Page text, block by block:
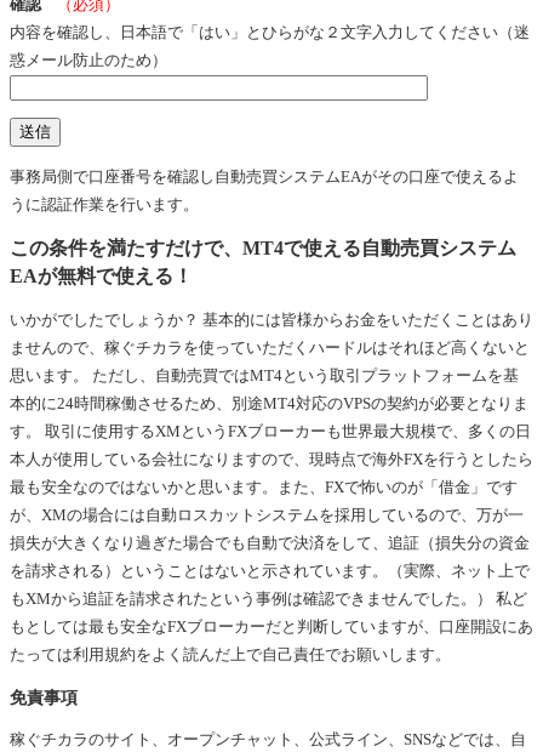
確認
（必須）
内容を確認し、日本語で「はい」とひらがな２文字入力してください（迷
惑メール防止のため）
事務局側で口座番号を確認し自動売買システムEAがその口座で使えるよ
うに認証作業を行います。
この条件を満たすだけで、MT4で使える自動売買システム
EAが無料で使える！
いかがでしたでしょうか？ 基本的には皆様からお金をいただくことはあり
ませんので、稼ぐチカラを使っていただくハードルはそれほど高くないと
思います。 ただし、自動売買ではMT4という取引プラットフォームを基
本的に24時間稼働させるため、別途MT4対応のVPSの契約が必要となりま
す。 取引に使用するXMというFXブローカーも世界最大規模で、多くの日
本人が使用している会社になりますので、現時点で海外FXを行うとしたら
最も安全なのではないかと思います。また、FXで怖いのが「借金」です
が、XMの場合には自動ロスカットシステムを採用しているので、万が一
損失が大きくなり過ぎた場合でも自動で決済をして、追証（損失分の資金
を請求される）ということはないと示されています。（実際、ネット上で
もXMから追証を請求されたという事例は確認できませんでした。） 私ど
もとしては最も安全なFXブローカーだと判断していますが、口座開設にあ
たっては利用規約をよく読んだ上で自己責任でお願いします。
免責事項
稼ぐチカラのサイト、オープンチャット、公式ライン、SNSなどでは、自